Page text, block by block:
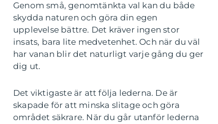
Genom små, genomtänkta val kan du både
skydda naturen och göra din egen
upplevelse bättre. Det kräver ingen stor
insats, bara lite medvetenhet. Och när du väl
har vanan blir det naturligt varje gång du ger
dig ut.
Det viktigaste är att följa lederna. De är
skapade för att minska slitage och göra
området säkrare. När du går utanför lederna